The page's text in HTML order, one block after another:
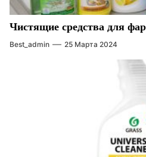
Чистящие средства для
Best_admin 25 Марта 2024